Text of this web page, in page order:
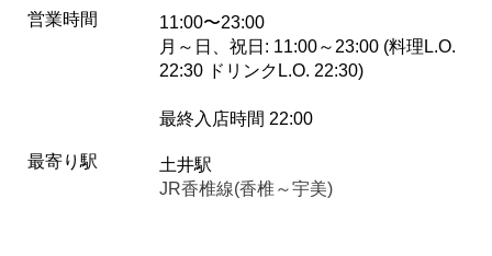
営業時間
11:00〜23:00
月～日、祝日: 11:00～23:00 (料理L.O.
22:30 ドリンクL.O. 22:30)
最終入店時間 22:00
最寄り駅
土井駅
JR香椎線(香椎～宇美)